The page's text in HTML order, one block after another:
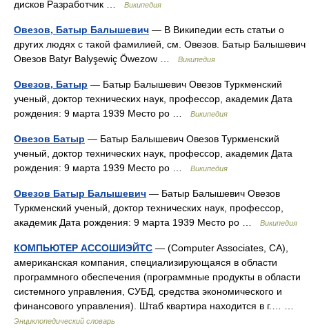
дисков Разработчик … Википедия
Овезов, Батыр Балышевич — В Википедии есть статьи о
других людях с такой фамилией, см. Овезов. Батыр Балышевич
Овезов Batyr Balyşewiç Öwezow …
Википедия
Овезов, Батыр — Батыр Балышевич Овезов Туркменский
ученый, доктор технических наук, профессор, академик Дата
рождения: 9 марта 1939 Место ро …
Википедия
Овезов Батыр — Батыр Балышевич Овезов Туркменский
ученый, доктор технических наук, профессор, академик Дата
рождения: 9 марта 1939 Место ро …
Википедия
Овезов Батыр Балышевич — Батыр Балышевич Овезов
Туркменский ученый, доктор технических наук, профессор,
академик Дата рождения: 9 марта 1939 Место ро …
Википедия
КОМПЬЮТЕР АССОШИЭЙТС — (Computer Associates, CA),
американская компания, специализирующаяся в области
программного обеспечения (программные продукты в области
системного управления, СУБД, средства экономического и
финансового управления). Штаб квартира находится в г.… …
Энциклопедический словарь